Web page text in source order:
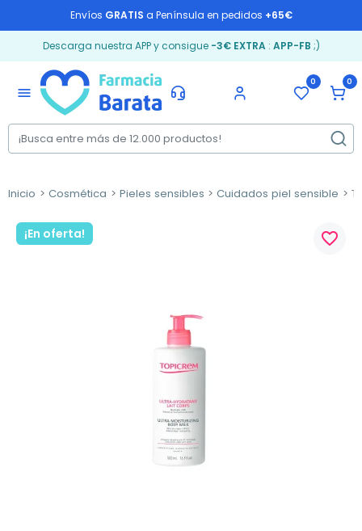
Envíos GRATIS a Península en pedidos +65€
Descarga nuestra APP y consigue -3€ EXTRA: APP-FB ;)
menu
0 0
Inicio Cosmética Pieles sensibles Cuidados piel sensible
¡En oferta! favorite_border